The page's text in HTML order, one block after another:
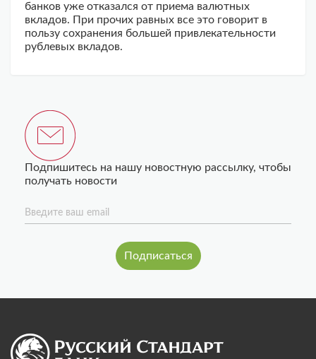
банков уже отказался от приема валютных
вкладов. При прочих равных все это говорит в
пользу сохранения большей привлекательности
рублевых вкладов.
Подпишитесь на нашу новостную рассылку, чтобы
получать новости
Введите ваш email